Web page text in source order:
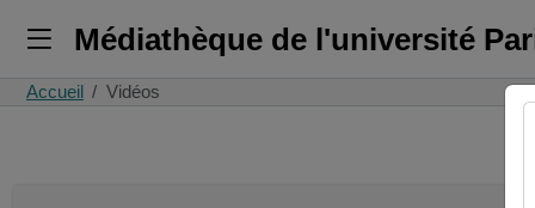
Médiathèque de l'université
Accueil Vidéos